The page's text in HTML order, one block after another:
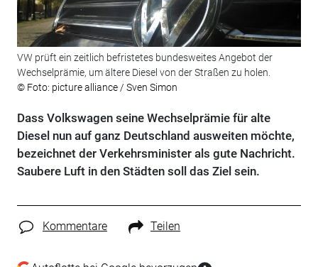
VW prüft ein zeitlich befristetes bundesweites Angebot der
Wechselprämie, um ältere Diesel von der Straßen zu holen.
© Foto: picture alliance / Sven Simon
Dass Volkswagen seine Wechselprämie für alte
Diesel nun auf ganz Deutschland ausweiten möchte,
bezeichnet der Verkehrsminister als gute Nachricht.
Saubere Luft in den Städten soll das Ziel sein.
Kommentare Teilen